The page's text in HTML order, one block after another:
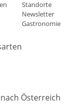
Standorte
Newsletter
Gastronomie
Österreich